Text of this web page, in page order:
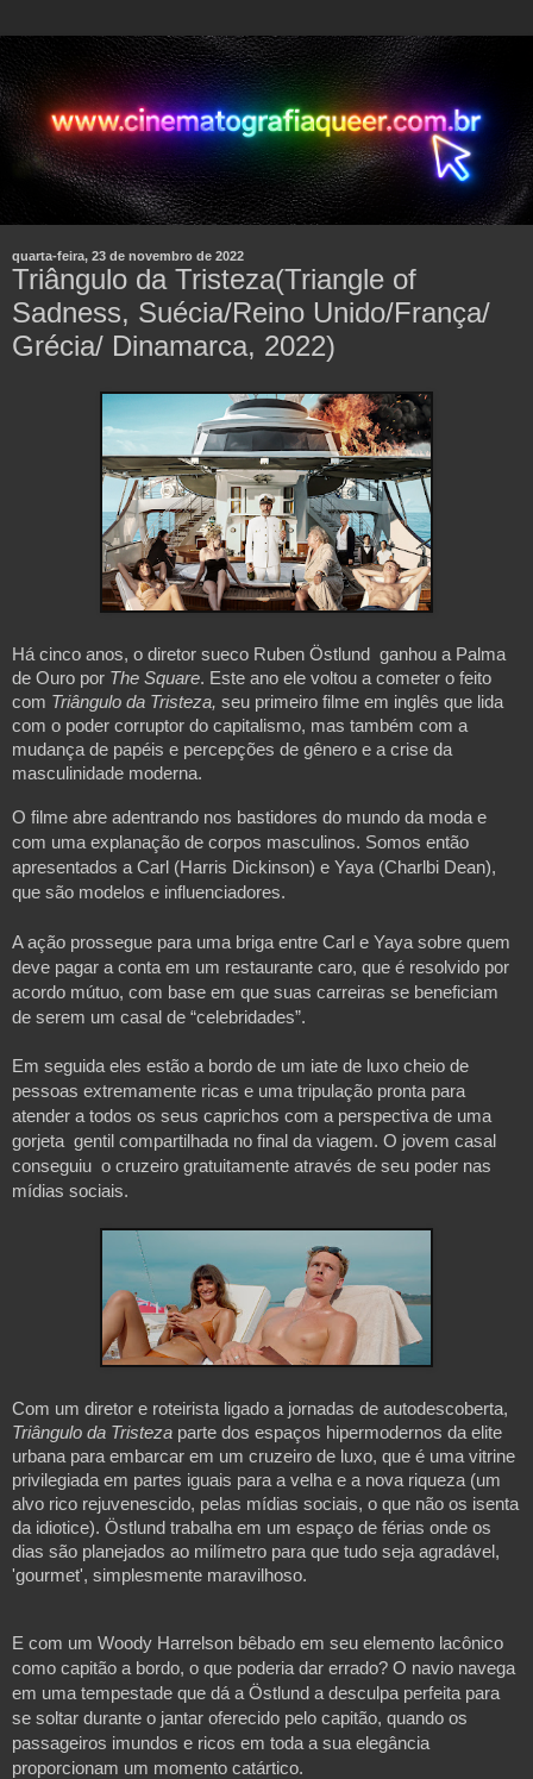
quarta-feira, 23 de novembro de 2022
Triângulo da Tristeza(Triangle of
Sadness, Suécia/Reino Unido/França/
Grécia/ Dinamarca, 2022)
Há cinco anos, o diretor sueco Ruben Östlund  ganhou a Palma
de Ouro por The Square. Este ano ele voltou a cometer o feito
com Triângulo da Tristeza, seu primeiro filme em inglês que lida
com o poder corruptor do capitalismo, mas também com a
mudança de papéis e percepções de gênero e a crise da
masculinidade moderna.
O filme abre adentrando nos bastidores do mundo da moda e
com uma explanação de corpos masculinos. Somos então
apresentados a Carl (Harris Dickinson) e Yaya (Charlbi Dean),
que são modelos e influenciadores.
A ação prossegue para uma briga entre Carl e Yaya sobre quem
deve pagar a conta em um restaurante caro, que é resolvido por
acordo mútuo, com base em que suas carreiras se beneficiam
de serem um casal de “celebridades”.
Em seguida eles estão a bordo de um iate de luxo cheio de
pessoas extremamente ricas e uma tripulação pronta para
atender a todos os seus caprichos com a perspectiva de uma
gorjeta  gentil compartilhada no final da viagem. O jovem casal
conseguiu  o cruzeiro gratuitamente através de seu poder nas
Triângulo da Tristeza parte dos espaços hipermodernos da elite
urbana para embarcar em um cruzeiro de luxo, que é uma vitrine
privilegiada em partes iguais para a velha e a nova riqueza (um
alvo rico rejuvenescido, pelas mídias sociais, o que não os isenta
da idiotice). Östlund trabalha em um espaço de férias onde os
dias são planejados ao milímetro para que tudo seja agradável,
'gourmet', simplesmente maravilhoso.
E com um Woody Harrelson bêbado em seu elemento lacônico
como capitão a bordo, o que poderia dar errado? O navio navega
em uma tempestade que dá a Östlund a desculpa perfeita para
se soltar durante o jantar oferecido pelo capitão, quando os
passageiros imundos e ricos em toda a sua elegância
proporcionam um momento catártico.